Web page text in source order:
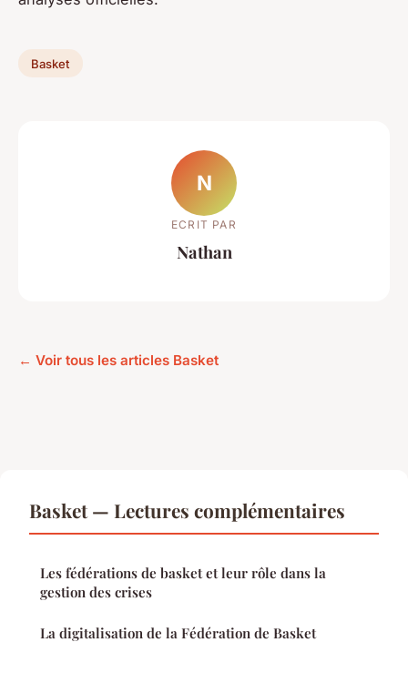
Basket
N
ECRIT PAR
Nathan
← Voir tous les articles Basket
Basket — Lectures complémentaires
Les fédérations de basket et leur rôle dans la
gestion des crises
La digitalisation de la Fédération de Basket